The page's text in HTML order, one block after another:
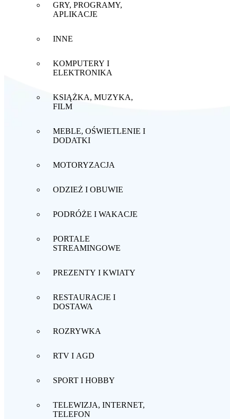
GRY, PROGRAMY,
APLIKACJE
INNE
KOMPUTERY I
ELEKTRONIKA
KSIĄŻKA, MUZYKA,
FILM
MEBLE, OŚWIETLENIE I
DODATKI
MOTORYZACJA
ODZIEŻ I OBUWIE
PODRÓŻE I WAKACJE
PORTALE
STREAMINGOWE
PREZENTY I KWIATY
RESTAURACJE I
DOSTAWA
ROZRYWKA
RTV I AGD
SPORT I HOBBY
TELEWIZJA, INTERNET,
TELEFON